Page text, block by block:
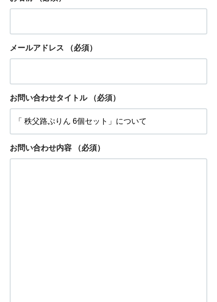
メールアドレス （必須）
お問い合わせタイトル （必須）
お問い合わせ内容 （必須）